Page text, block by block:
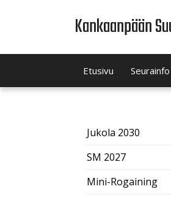
Kankaanpään
Etusivu Seurainfo
Jukola 2030
SM 2027
Mini-Rogaining